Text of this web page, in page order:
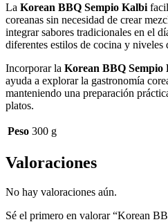
La Korean BBQ Sempio Kalbi
coreanas sin necesidad de crear
integrar sabores tradicionales en el
diferentes estilos de cocina y niveles
Incorporar la Korean BBQ Sempio
ayuda a explorar la gastronomía
manteniendo una preparación
platos.
Peso 300 g
Valoraciones
No hay valoraciones aún.
Sé el primero en valorar “Korean